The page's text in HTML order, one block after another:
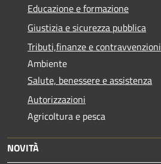
Educazione e formazione
Giustizia e sicurezza pubblica
Tributi,finanze e contravvenzioni
Ambiente
Salute, benessere e assistenza
Autorizzazioni
Agricoltura e pesca
NOVITÀ